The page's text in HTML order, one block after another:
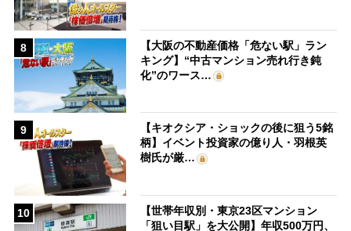
8
【大阪の不動産価格「危ない駅」ラン
キング】“中古マンション売れ行き鈍
化”のワース…
9
【キオクシア・ショックの後に狙う5銘
柄】イベント投資家の億り人・羽根英
樹氏が厳…
10
【世帯年収別・東京23区マンション
「狙い目駅」を大公開】年収500万円、